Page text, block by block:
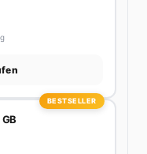
BESTSELLER